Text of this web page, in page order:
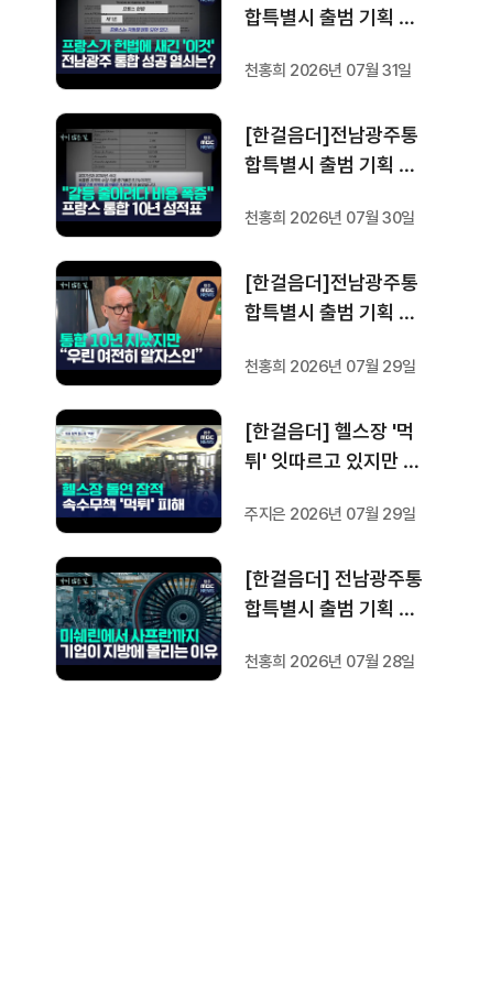
합특별시 출범 기획 보
프랑스 헌법에 새긴 '지
성공 조건은?
천홍희 2026년 07월 31일
[한걸음더]전남광주통
합특별시 출범 기획 보
프랑스 지역 통합 10년
천홍희 2026년 07월 30일
[한걸음더]전남광주통
합특별시 출범 기획 보
프랑스 통합 10년 지났
자스인"
천홍희 2026년 07월 29일
[한걸음더] 헬스장 '먹
튀' 잇따르고 있지만 …
주지은 2026년 07월 29일
[한걸음더] 전남광주통
합특별시 출범 기획 보
지방이 주도한 투자..'유
천홍희 2026년 07월 28일